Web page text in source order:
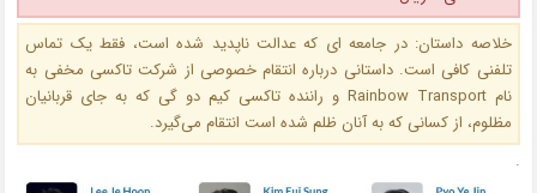
خلاصه داستان: در جامعه‌ ای که عدالت ناپدید شده است، فقط یک تماس
تلفنی کافی است. داستانی درباره انتقام خصوصی از شرکت تاکسی مخفی به
نام Rainbow Transport و راننده تاکسی کیم دو گی که به‌ جای قربانیان
مظلوم، از کسانی که به آنان ظلم شده است انتقام می‌گیرد.
.